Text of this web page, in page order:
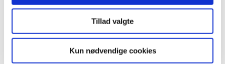
Tillad valgte
Kun nødvendige cookies
2015 (33)